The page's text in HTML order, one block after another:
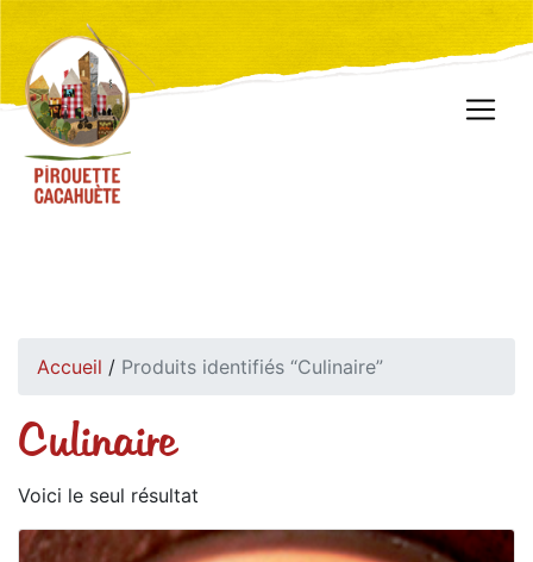
Accueil / Produits identifiés “Culinaire”
Culinaire
Voici le seul résultat